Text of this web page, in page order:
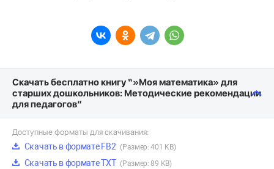
Скачать бесплатно книгу “»Моя математика» для
старших дошкольников: Методические рекомендации
для педагогов”
Доступные форматы для скачивания:
Скачать в формате FB2 (Размер: 401 KB)
Скачать в формате TXT (Размер: 89 KB)